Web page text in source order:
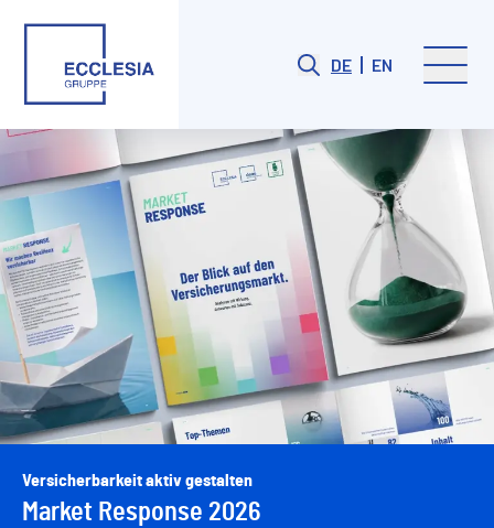
DE EN
Versicherbarkeit aktiv gestalten
Market Response 2026